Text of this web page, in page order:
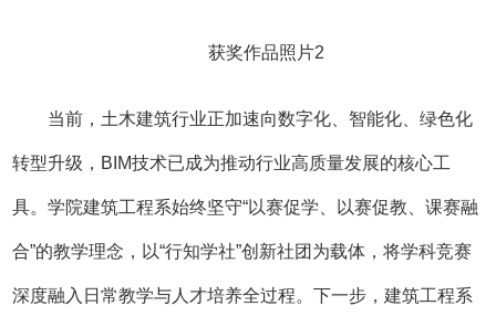
获奖作品照片2
当前，土木建筑行业正加速向数字化、智能化、绿色化
转型升级，BIM技术已成为推动行业高质量发展的核心工
具。学院建筑工程系始终坚守“以赛促学、以赛促教、课赛融
合”的教学理念，以“行知学社”创新社团为载体，将学科竞赛
深度融入日常教学与人才培养全过程。下一步，建筑工程系